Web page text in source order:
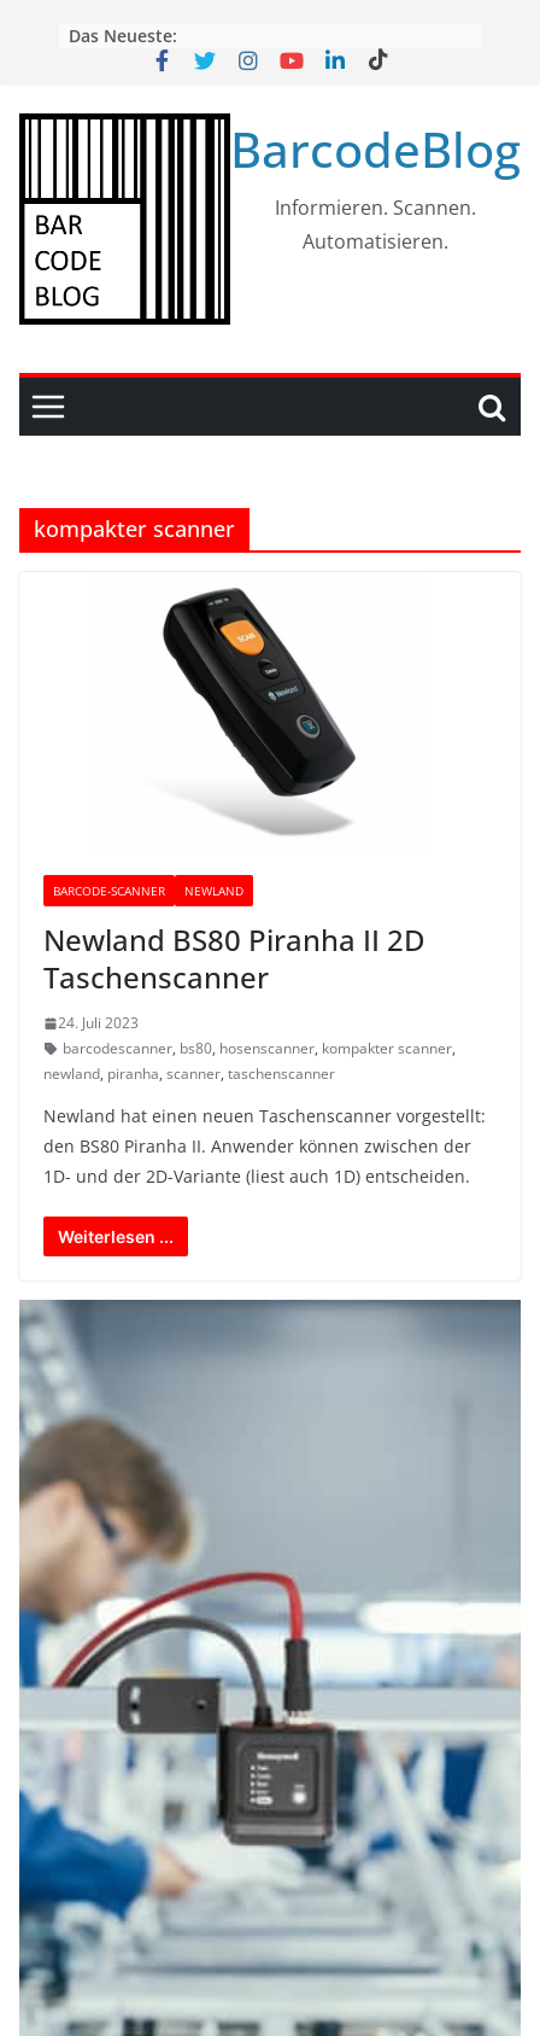
Das Neueste:
BarcodeBlog
Informieren. Scannen.
Automatisieren.
kompakter scanner
BARCODE-SCANNER NEWLAND
Newland BS80 Piranha II 2D
Taschenscanner
24. Juli 2023
barcodescanner, bs80, hosenscanner, kompakter scanner,
newland, piranha, scanner, taschenscanner
Newland hat einen neuen Taschenscanner vorgestellt:
den BS80 Piranha II. Anwender können zwischen der
1D- und der 2D-Variante (liest auch 1D) entscheiden.
Weiterlesen ...